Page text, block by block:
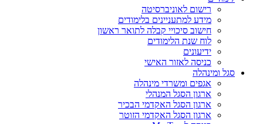
רישום לאוניברסיטה
מידע למתעניינים בלימודים
חישוב סיכויי קבלה לתואר ראשון
לוח שנת הלימודים
ידיעונים
כניסה לאזור האישי
סגל ומינהלה
אגפים ומשרדי מינהלה
ארגון הסגל המנהלי
ארגון הסגל האקדמי הבכיר
ארגון הסגל האקדמי הזוטר